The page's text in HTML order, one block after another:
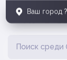
Ваш город ?